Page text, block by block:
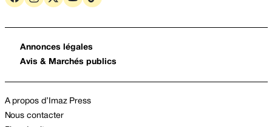
Annonces légales
Avis & Marchés publics
A propos d’Imaz Press
Nous contacter